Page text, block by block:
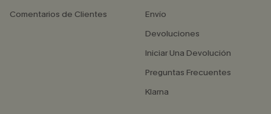
Comentarios de Clientes
Envío
Devoluciones
Iniciar Una Devolución
Preguntas Frecuentes
Klarna